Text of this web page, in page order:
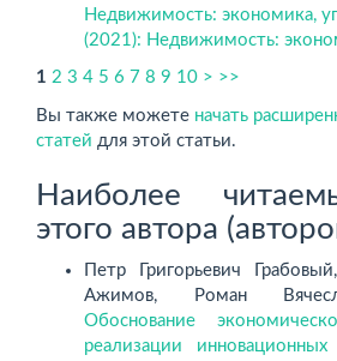
Недвижимость: экономика,
(2021): Недвижимость:
1 2 3 4 5 6 7 8 9 10 > >>
Вы также можете начать
статей для этой статьи.
Наиболее
этого автора
Петр Григорьевич
Ажимов, Роман
Обоснование
реализации